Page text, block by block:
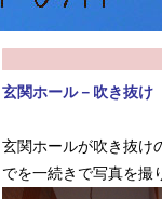
玄関ホール－吹き抜け
玄関ホールが吹き抜け
でを一続きで写真を撮